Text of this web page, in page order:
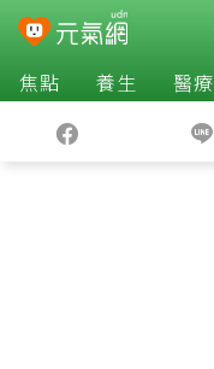
焦點 養生 醫療